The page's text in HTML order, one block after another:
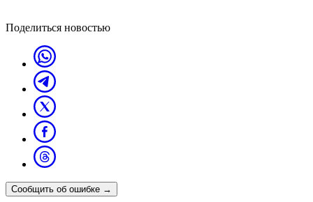
Поделиться новостью
Сообщить об ошибке →